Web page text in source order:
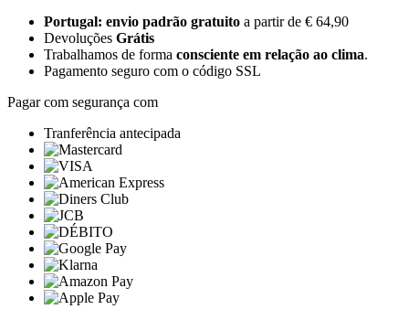
Portugal: envio padrão gratuito a partir de € 64,90
Devoluções Grátis
Trabalhamos de forma consciente em relação ao clima.
Pagamento seguro com o código SSL
Pagar com segurança com
Tranferência antecipada